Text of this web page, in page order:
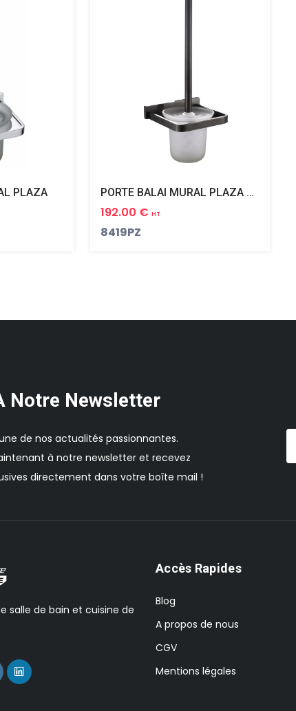
PLAZA PORTE BALAI MURAL PLAZA BLACK PVD NOIR MAT
192.00 € HT
8419PZ
Notre Newsletter
de nos actualités passionnantes.
à notre newsletter et recevez
directement dans votre boîte mail !
salle de bain et cuisine de
Accès Rapides
Blog
A propos de nous
CGV
Mentions légales